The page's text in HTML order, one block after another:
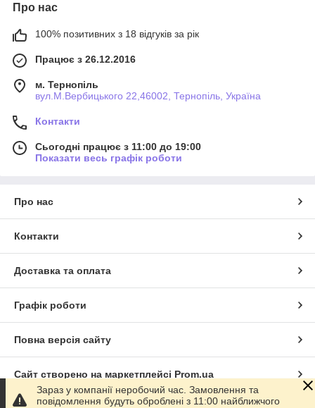
Про нас
100% позитивних з 18 відгуків за рік
Працює з 26.12.2016
м. Тернопіль
вул.М.Вербицького 22,46002, Тернопіль, Україна
Контакти
Сьогодні працює з 11:00 до 19:00
Показати весь графік роботи
Про нас
Контакти
Доставка та оплата
Графік роботи
Повна версія сайту
Сайт створено на маркетплейсі Prom.ua
Зараз у компанії неробочий час. Замовлення та
повідомлення будуть оброблені з 11:00 найближчого